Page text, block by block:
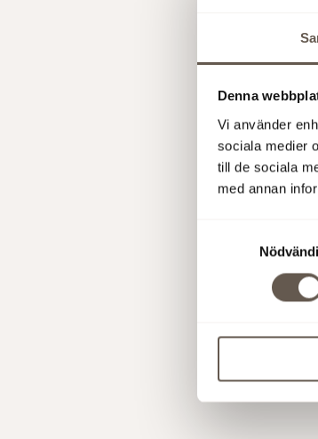
Denna
Vi använder
sociala medier
till de sociala
med annan